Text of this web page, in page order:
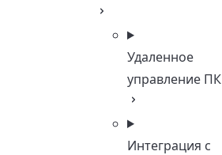
Удаленное
управление ПК
Интеграция с